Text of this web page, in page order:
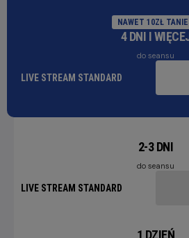
NAWET 10ZŁ
4 DNI I
do seansu
LIVE STREAM STANDARD
2-3 DNI
do seansu
LIVE STREAM STANDARD
1 DZIEŃ